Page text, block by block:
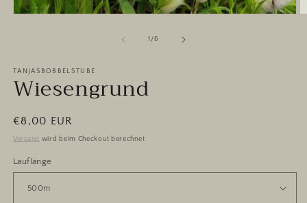
1/von
6
TANJASBOBBELSTUBE
Wiesengrund
Normaler
Preis
€8,00 EUR
Versand wird beim Checkout berechnet
Lauflänge